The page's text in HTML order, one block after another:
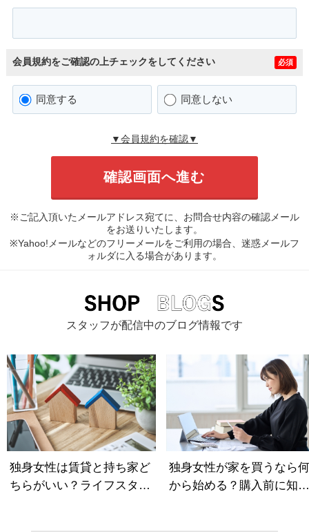
会員規約をご確認の上チェックをしてください 必須
同意する 同意しない
▼会員規約を確認▼
※ご記入頂いたメールアドレス宛てに、お問合せ内容の確認メール
をお送りいたします。
※Yahoo!メールなどのフリーメールをご利用の場合、迷惑メールフ
ォルダに入る場合があります。
スタッフが配信中のブログ情報です